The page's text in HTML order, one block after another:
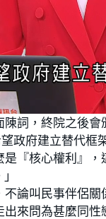
o
a
d
e
d
:
7
2
6
%
陳詞，終院之後
政府建立替代框
『核心權利』
論叫民事伴侶
來問為甚麼同